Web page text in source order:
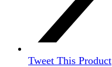
Tweet This Product